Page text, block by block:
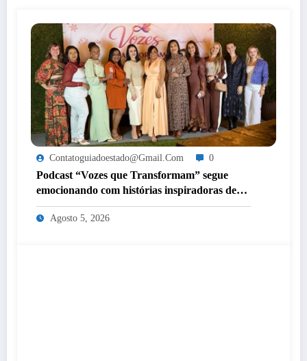
Contatoguiadoestado@gmail.com 0
Podcast “Vozes que Transformam” segue
emocionando com histórias inspiradoras de
mulheres de Itaperuna
Agosto 5, 2026